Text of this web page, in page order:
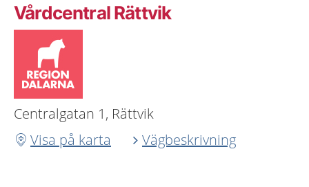
Vårdcentral Rättvik
Centralgatan 1, Rättvik
Visa på karta
Vägbeskrivning